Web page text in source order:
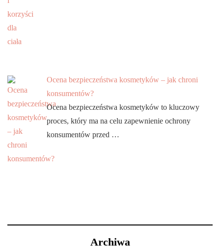
Ocena bezpieczeństwa kosmetyków – jak chroni
konsumentów?
Ocena bezpieczeństwa kosmetyków to kluczowy
proces, który ma na celu zapewnienie ochrony
konsumentów przed …
Archiwa